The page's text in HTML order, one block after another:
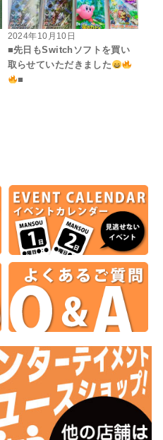
2024年10月10日
■先日もSwitchソフトを買い
取らせていただきました
■